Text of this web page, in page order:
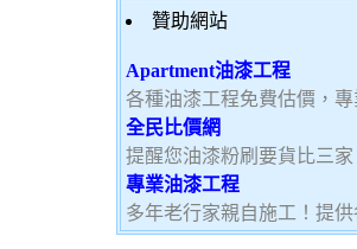
贊助網站
Apartment油漆工程
各種油漆工程免費估價，
全民比價網
提醒您油漆粉刷要貨比三家
專業油漆工程
多年老行家親自施工！提